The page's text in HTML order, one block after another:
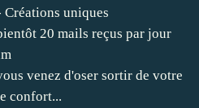
uniques
20 mails reçus par jour
venez d'oser sortir de votre
confort...